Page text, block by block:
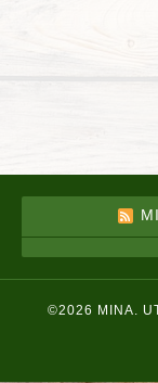
©2026 MINA.